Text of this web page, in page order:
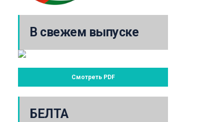
В свежем выпуске
Смотреть PDF
БЕЛТА